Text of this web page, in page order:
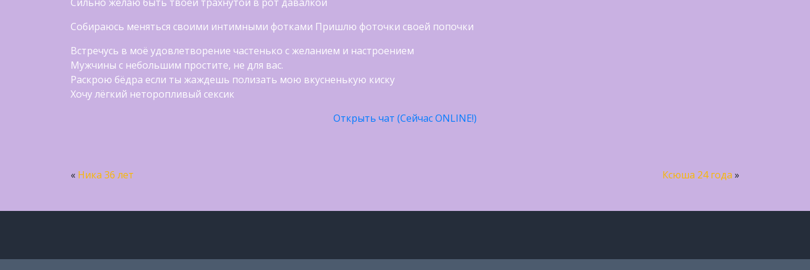
Собираюсь меняться своими интимными фотками Пришлю фоточки своей попочки
Встречусь в моё удовлетворение частенько с желанием и настроением
Мужчины с небольшим простите, не для вас.
Раскрою бёдра если ты жаждешь полизать мою вкусненькую киску
Хочу лёгкий неторопливый сексик
Открыть чат (Сейчас ONLINE!)
« Ника 36 лет Ксюша 24 года »